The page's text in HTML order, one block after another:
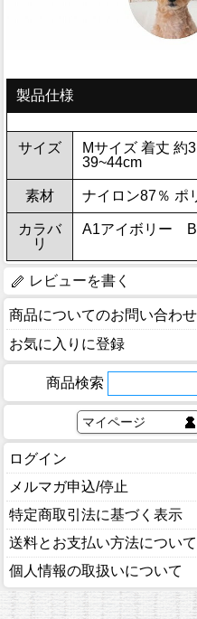
製品仕様
サイズ
Mサイズ 着丈 約
39~44cm
素材 ナイロン87％ ポ
カラバ
リ
A1アイボリー
レビューを書く
商品についてのお問い合わせ
お気に入りに登録
商品検索
マイページ
ログイン
メルマガ申込/停止
特定商取引法に基づく表示
送料とお支払い方法について
個人情報の取扱いについて